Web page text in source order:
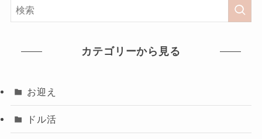
カテゴリーから見る
お迎え
ドル活